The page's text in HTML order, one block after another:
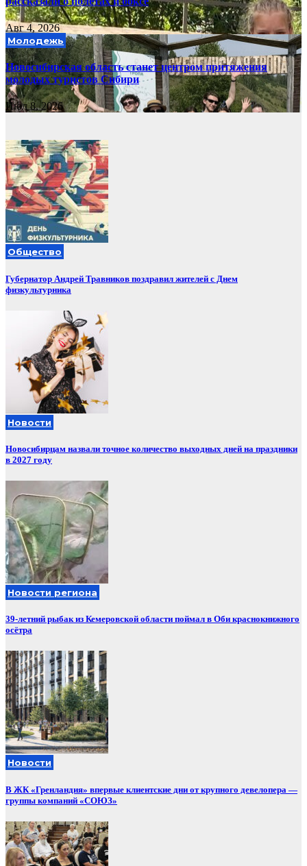
Авг 4, 2026
Молодежь
Новосибирская область станет центром притяжения
молодых туристов Сибири
Июл 8, 2026
Общество
Губернатор Андрей Травников поздравил жителей с Днем
физкультурника
Новости
Новосибирцам назвали точное количество выходных дней на праздники
в 2027 году
Новости региона
39-летний рыбак из Кемеровской области поймал в Оби краснокнижного
осётра
Новости
В ЖК «Гренландия» впервые клиентские дни от крупного девелопера —
группы компаний «СОЮЗ»